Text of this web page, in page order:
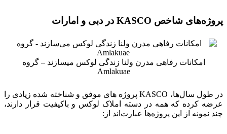
پروژه‌های شاخص KASCO در دبی و امارات
امکانات رفاهی مدرن ولنا زندگی لوکس میسازند – گروه
Amlakuae
در طول سال‌ها، KASCO پروژه‌ های موفق و شناخته‌ شده زیادی را
عرضه کرده که همه در دسته املاک لوکس و باکیفیت قرار دارند،
چند نمونه از این پروژه‌ها عبارت‌اند از: